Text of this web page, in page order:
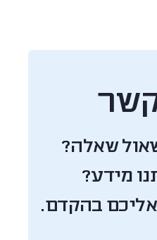
שאלה?
מידע?
אליכם בהקדם.